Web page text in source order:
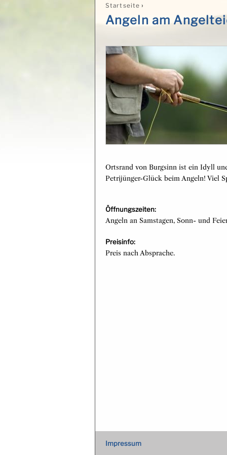
Sie sind hier
Startseite ›
Angeln am
Ortsrand von Burgsinn ist ein Idyll
Petrijünger-Glück beim Angeln! Viel
Öffnungszeiten:
Angeln an Samstagen, Sonn- und
Preisinfo:
Preis nach Absprache.
Impressum